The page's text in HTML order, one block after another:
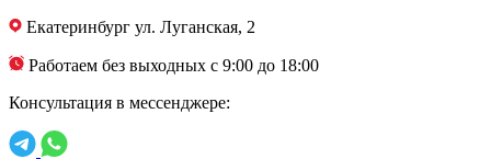
Екатеринбург ул. Луганская, 2
Работаем без выходных с 9:00 до 18:00
Консультация в мессенджере: